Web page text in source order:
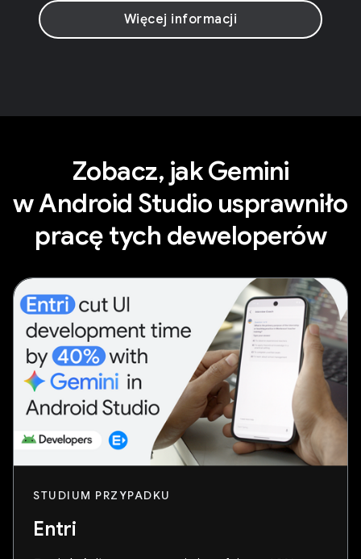
Więcej informacji
Zobacz, jak Gemini
w Android Studio usprawniło
pracę tych deweloperów
STUDIUM PRZYPADKU
Entri